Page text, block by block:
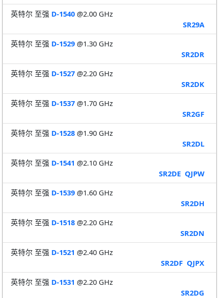
英特尔 至强 D-1540 @2.00 GHz
SR29A
英特尔 至强 D-1529 @1.30 GHz
SR2DR
英特尔 至强 D-1527 @2.20 GHz
SR2DK
英特尔 至强 D-1537 @1.70 GHz
SR2GF
英特尔 至强 D-1528 @1.90 GHz
SR2DL
英特尔 至强 D-1541 @2.10 GHz
SR2DE QJPW
英特尔 至强 D-1539 @1.60 GHz
SR2DH
英特尔 至强 D-1518 @2.20 GHz
SR2DN
英特尔 至强 D-1521 @2.40 GHz
SR2DF QJPX
英特尔 至强 D-1531 @2.20 GHz
SR2DG